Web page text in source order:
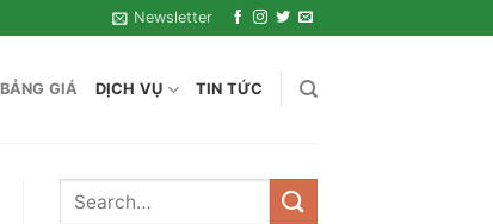
Newsletter
BẢNG GIÁ DỊCH VỤ TIN TỨC